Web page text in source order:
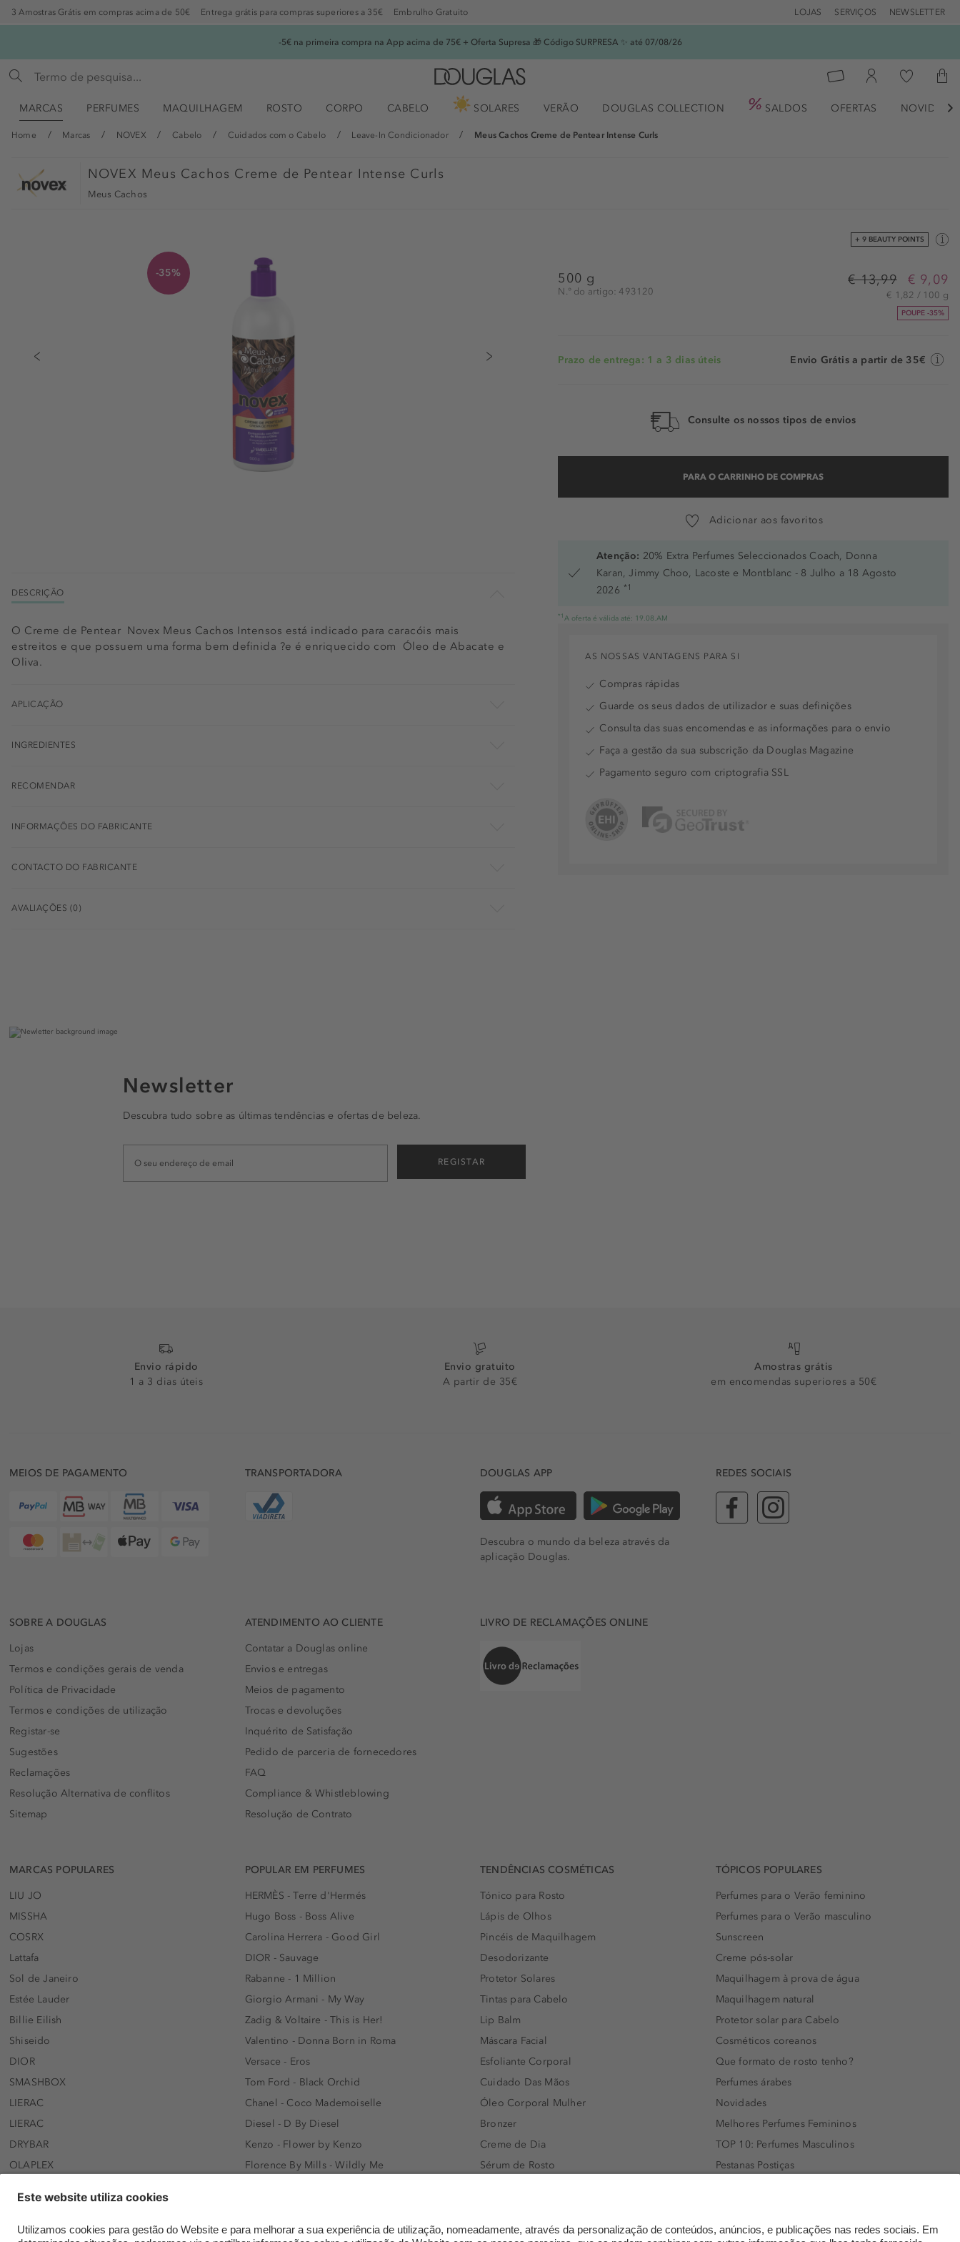
3 Amostras Grátis em compras acima de 50€ Entrega grátis para compras superiores a 35€ Embrulho Gratuito LOJAS SERVIÇOS NEWSLETTER
-5€ na primeira compra na App acima de 75€ + Oferta Supresa 🎁 Código SURPRESA ✨ até 07/08/26
MARCAS PERFUMES MAQUILHAGEM ROSTO CORPO CABELO SOLARES VERÃO DOUGLAS COLLECTION SALDOS OFERTAS 
Home Marcas NOVEX Cabelo Cuidados com o Cabelo Leave-In Condicionador Meus Cachos Creme de Pentear Intense Curls
NOVEX Meus Cachos Creme de Pentear Intense Curls
Meus Cachos
+ 9 BEAUTY POINTS
-35% 500 g
N.° do artigo: 493120
€ 13,99 € 9,09
€ 1,82 / 100 g
POUPE -35%
Prazo de entrega: 1 a 3 dias úteis Envio Grátis a partir de 35€
Consulte os nossos tipos de envios
PARA O CARRINHO DE COMPRAS
Adicionar aos favoritos
Atenção: 20% Extra Perfumes Seleccionados Coach, Donna
Karan, Jimmy Choo, Lacoste e Montblanc - 8 Julho a 18 Agosto
2026 *1
*1 A oferta é válida até: 19.08.AM
DESCRIÇÃO
O Creme de Pentear Novex Meus Cachos Intensos está indicado para caracóis mais
estreitos e que possuem uma forma bem definida ?e é enriquecido com Óleo de Abacate e
Oliva.
APLICAÇÃO
INGREDIENTES
RECOMENDAR
INFORMAÇÕES DO FABRICANTE
CONTACTO DO FABRICANTE
AVALIAÇÕES (0)
AS NOSSAS VANTAGENS PARA SI
Compras rápidas
Guarde os seus dados de utilizador e suas definições
Consulta das suas encomendas e as informações para o envio
Faça a gestão da sua subscrição da Douglas Magazine
Pagamento seguro com criptografia SSL
Newsletter
Descubra tudo sobre as últimas tendências e ofertas de beleza.
REGISTAR
Envio rápido
1 a 3 dias úteis
Envio gratuito
A partir de 35€
Amostras grátis
em encomendas superiores a 50€
MEIOS DE PAGAMENTO TRANSPORTADORA DOUGLAS APP
Descubra o mundo da beleza através da
aplicação Douglas.
REDES SOCIAIS
SOBRE A DOUGLAS
Lojas
Termos e condições gerais de venda
Política de Privacidade
Termos e condições de utilização
Registar-se
Sugestões
Reclamações
Resolução Alternativa de conflitos
Sitemap
ATENDIMENTO AO CLIENTE
Contatar a Douglas online
Envios e entregas
Meios de pagamento
Trocas e devoluções
Inquérito de Satisfação
Pedido de parceria de fornecedores
FAQ
Compliance & Whistleblowing
Resolução de Contrato
LIVRO DE RECLAMAÇÕES ONLINE
MARCAS POPULARES
LIU JO
MISSHA
COSRX
Lattafa
Sol de Janeiro
Estée Lauder
Billie Eilish
Shiseido
DIOR
SMASHBOX
LIERAC
LIERAC
DRYBAR
OLAPLEX
ARMAF
POPULAR EM PERFUMES
HERMÈS - Terre d'Hermés
Hugo Boss - Boss Alive
Carolina Herrera - Good Girl
DIOR - Sauvage
Rabanne - 1 Million
Giorgio Armani - My Way
Zadig & Voltaire - This is Her!
Valentino - Donna Born in Roma
Versace - Eros
Tom Ford - Black Orchid
Chanel - Coco Mademoiselle
Diesel - D By Diesel
Kenzo - Flower by Kenzo
Florence By Mills - Wildly Me
Davidoff - Cool Water Men
TENDÊNCIAS COSMÉTICAS
Tónico para Rosto
Lápis de Olhos
Pincéis de Maquilhagem
Desodorizante
Protetor Solares
Tintas para Cabelo
Lip Balm
Máscara Facial
Esfoliante Corporal
Cuidado Das Mãos
Óleo Corporal Mulher
Bronzer
Creme de Dia
Sérum de Rosto
Espuma de Limpeza Facial
TÓPICOS POPULARES
Perfumes para o Verão feminino
Perfumes para o Verão masculino
Sunscreen
Creme pós-solar
Maquilhagem à prova de água
Maquilhagem natural
Protetor solar para Cabelo
Cosméticos coreanos
Que formato de rosto tenho?
Perfumes árabes
Novidades
Melhores Perfumes Femininos
TOP 10: Perfumes Masculinos
Pestanas Postiças
Rímel colorido